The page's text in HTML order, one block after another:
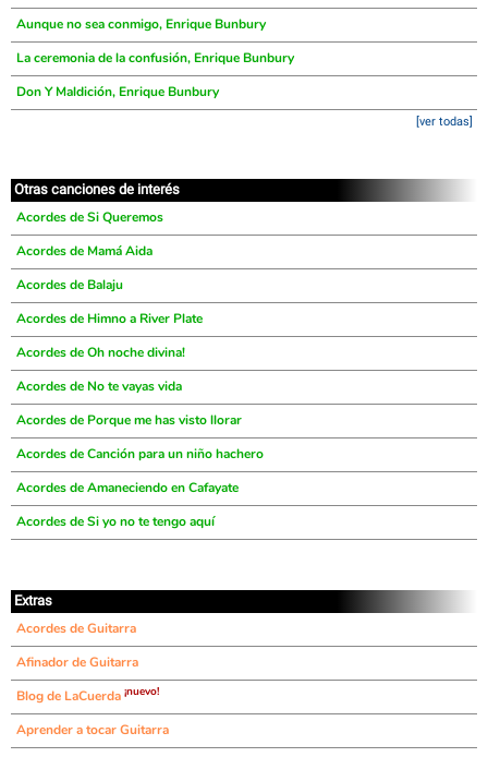
Aunque no sea conmigo, Enrique Bunbury
La ceremonia de la confusión, Enrique Bunbury
Don Y Maldición, Enrique Bunbury
[ver todas]
Otras canciones de interés
Acordes de Si Queremos
Acordes de Mamá Aida
Acordes de Balaju
Acordes de Himno a River Plate
Acordes de Oh noche divina!
Acordes de No te vayas vida
Acordes de Porque me has visto llorar
Acordes de Canción para un niño hachero
Acordes de Amaneciendo en Cafayate
Acordes de Si yo no te tengo aquí
Extras
Acordes de Guitarra
Afinador de Guitarra
Blog de LaCuerda ¡nuevo!
Aprender a tocar Guitarra